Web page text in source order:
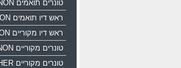
טונרים תואמים CANON
ראש דיו תואמים CANON
ראש דיו מקוריים CANON
טונרים מקוריים CANON
טונרים מקוריים BROTHER